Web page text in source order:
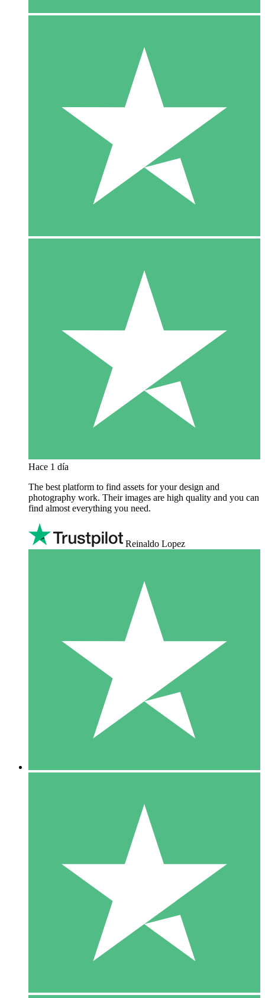
Hace 1 día
The best platform to find assets for your design and
photography work. Their images are high quality and you can
find almost everything you need.
Reinaldo Lopez